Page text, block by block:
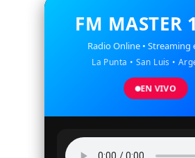
FM MASTER
Radio Online • Streaming
La Punta • San Luis •
EN VIVO